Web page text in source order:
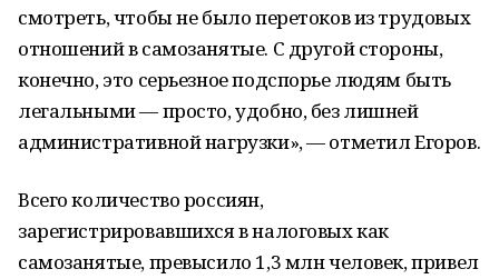
смотреть, чтобы не было перетоков из трудовых
отношений в самозанятые. С другой стороны,
конечно, это серьезное подспорье людям быть
легальными — просто, удобно, без лишней
административной нагрузки», — отметил Егоров.
Всего количество россиян,
зарегистрировавшихся в налоговых как
самозанятые, превысило 1,3 млн человек, привел